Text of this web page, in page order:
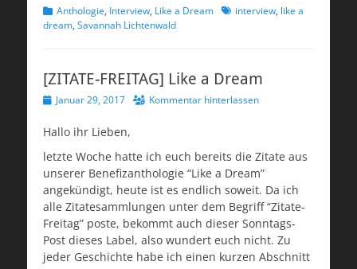
Kategorien
Anthologie, Interview, Like a Dream Schlagworte
interview, like a
dream, Savannah Lichtenwald
[ZITATE-FREITAG] Like a Dream
Veröffentlicht
Januar 29, 2017 Kommentar hinterlassen
Hallo ihr Lieben,
letzte Woche hatte ich euch bereits die Zitate aus
unserer Benefizanthologie “Like a Dream”
angekündigt, heute ist es endlich soweit. Da ich
alle Zitatesammlungen unter dem Begriff “Zitate-
Freitag” poste, bekommt auch dieser Sonntags-
Post dieses Label, also wundert euch nicht. Zu
jeder Geschichte habe ich einen kurzen Abschnitt